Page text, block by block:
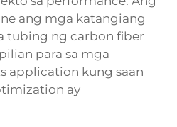
ang mga katangiang
tubing ng carbon fiber
para sa mga
application kung saan
ay